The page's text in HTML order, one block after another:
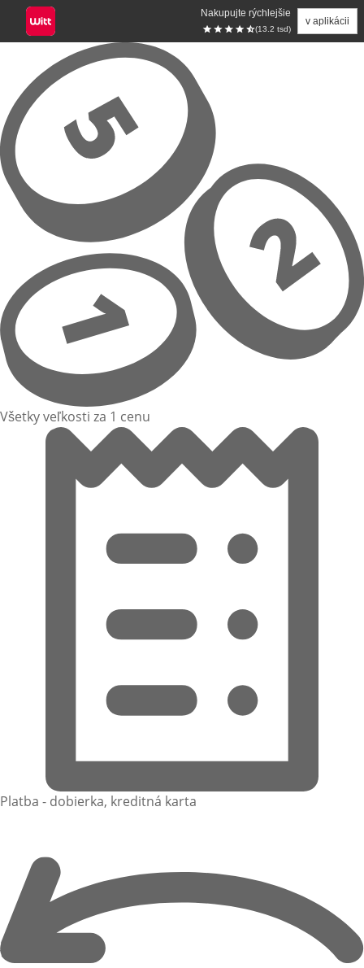
Nakupujte rýchlejšie
(13.2 tsd)
v aplikácii
Prejsť na hlavný obsah
Všetky veľkosti za 1 cenu
Platba - dobierka, kreditná karta